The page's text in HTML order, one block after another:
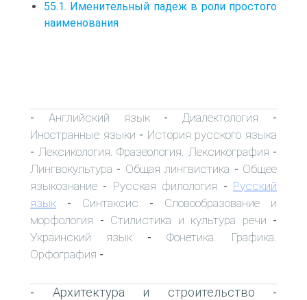
55.1. Именительный падеж в роли простого
наименования
- Английский язык- Диалектология -
Иностранные языки - История русского языка
- Лексикология. Фразеология. Лексикография -
Лингвокультура - Общая лингвистика - Общее
языкознание - Русская филология - Русский
язык - Синтаксис - Словообразование и
морфология - Стилистика и культура речи -
Украинский язык - Фонетика. Графика.
Орфография -
- Архитектура и строительство -